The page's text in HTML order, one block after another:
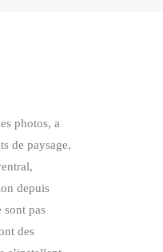
photos, a
de paysage,
depuis
sont pas
des